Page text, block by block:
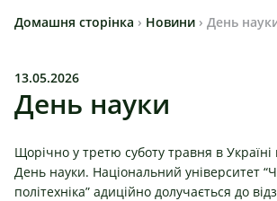
Домашня сторінка › Новини › День
13.05.2026
День науки
Щорічно у третю суботу травня в Україні
День науки. Національний університет
політехніка” адиційно долучається до